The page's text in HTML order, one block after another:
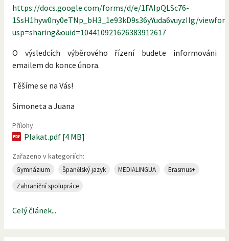
https://docs.google.com/forms/d/e/1FAIpQLSc76-
1SsH1hyw0ny0eTNp_bH3_1e93kD9s36yYuda6vuyzIIg/
usp=sharing&ouid=104410921626383912617
O výsledcích výběrového řízení budete informováni
emailem do konce února.
Těšíme se na Vás!
Simoneta a Juana
Přílohy
Plakat.pdf [4 MB]
Zařazeno v kategoriích:
Gymnázium Španělský jazyk MEDIALINGUA
Erasmus+
Zahraniční spolupráce
Celý článek...